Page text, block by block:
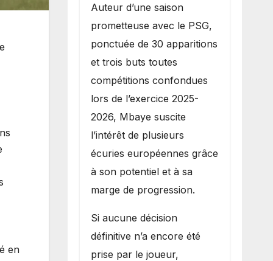
en
Auteur d’une saison
prometteuse avec le PSG,
ponctuée de 30 apparitions
et trois buts toutes
compétitions confondues
lors de l’exercice 2025-
2026, Mbaye suscite
l’intérêt de plusieurs
écuries européennes grâce
à son potentiel et à sa
marge de progression.
Si aucune décision
définitive n’a encore été
prise par le joueur,